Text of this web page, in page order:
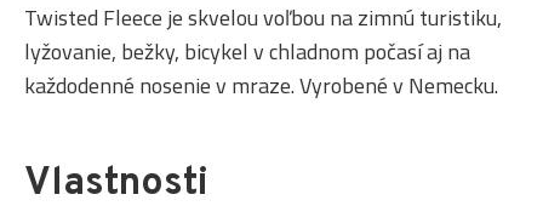
Twisted Fleece je skvelou voľbou na zimnú turistiku,
lyžovanie, bežky, bicykel v chladnom počasí aj na
každodenné nosenie v mraze. Vyrobené v Nemecku.
Vlastnosti